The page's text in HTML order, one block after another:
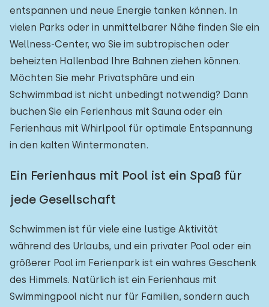
entspannen und neue Energie tanken können. In
vielen Parks oder in unmittelbarer Nähe finden Sie ein
Wellness-Center, wo Sie im subtropischen oder
beheizten Hallenbad Ihre Bahnen ziehen können.
Möchten Sie mehr Privatsphäre und ein
Schwimmbad ist nicht unbedingt notwendig? Dann
buchen Sie ein Ferienhaus mit Sauna oder ein
Ferienhaus mit Whirlpool für optimale Entspannung
in den kalten Wintermonaten.
Ein Ferienhaus mit Pool ist ein Spaß für
jede Gesellschaft
Schwimmen ist für viele eine lustige Aktivität
während des Urlaubs, und ein privater Pool oder ein
größerer Pool im Ferienpark ist ein wahres Geschenk
des Himmels. Natürlich ist ein Ferienhaus mit
Swimmingpool nicht nur für Familien, sondern auch